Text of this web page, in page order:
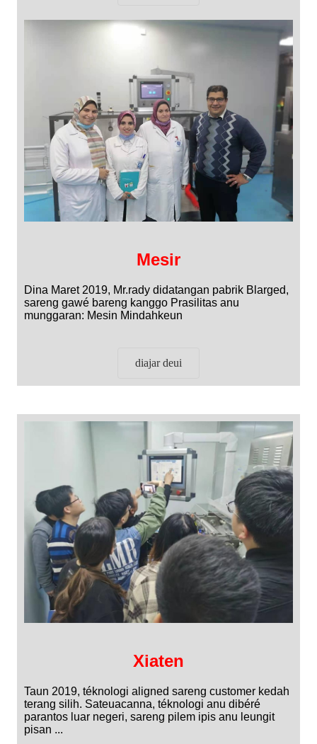
Mesir
Dina Maret 2019, Mr.rady didatangan pabrik Blarged,
sareng gawé bareng kanggo Prasilitas anu
munggaran: Mesin Mindahkeun
diajar deui
Xiaten
Taun 2019, téknologi aligned sareng customer kedah
terang silih. Sateuacanna, téknologi anu dibéré
parantos luar negeri, sareng pilem ipis anu leungit
pisan ...